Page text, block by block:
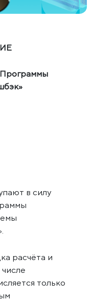
в силу
расчёта и
только